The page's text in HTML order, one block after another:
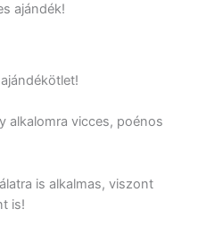
ajándék!
alkalomra vicces, poénos
is alkalmas, viszont
is!